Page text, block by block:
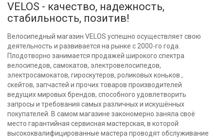
VELOS - качество, надежность,
стабильность, позитив!
Велосипедный магазин VELOS успешно осуществляет свою
деятельность и развивается на рынке с 2000-го года.
Плодотворно занимается продажей широкого спектра
велосипедов, самокатов, электровелосипедов,
электросамокатов, гироскутеров, роликовых коньков ,
скейтов, запчастей и прочих товаров производителей
ведущих мировых брендов, способного удовлетворить
запросы и требования самых различных и искушённых
покупателей. В самом магазине закономерно заняла своё
место гарантийная сервисная мастерская, в которой
высококвалифицированные мастера проводят обслуживание